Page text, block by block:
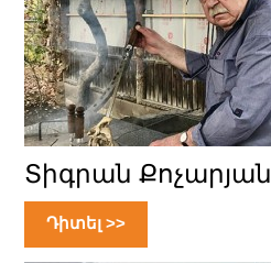
Տիգրան Քոչարյան
Դիտել >>